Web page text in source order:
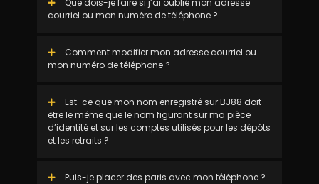
Que dois-je faire si j’ai oublié mon adresse
courriel ou mon numéro de téléphone ?
Comment modifier mon adresse courriel ou
mon numéro de téléphone ?
Est-ce que mon nom enregistré sur BJ88 doit
être le même que le nom figurant sur ma pièce
d’identité et sur les comptes utilisés pour les dépôts
et les retraits ?
Puis-je placer des paris avec mon téléphone ?